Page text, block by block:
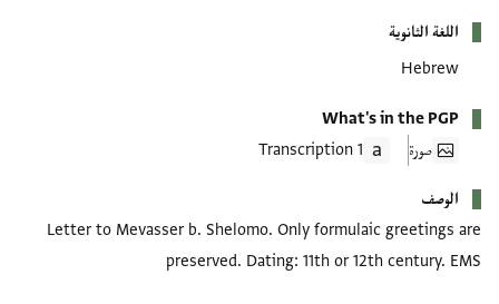
اللغة الثانوية
Hebrew
What's in the PGP
صورة
1 Transcription
الوصف
Letter to Mevasser b. Shelomo. Only formulaic greetings are
preserved. Dating: 11th or 12th century. EMS